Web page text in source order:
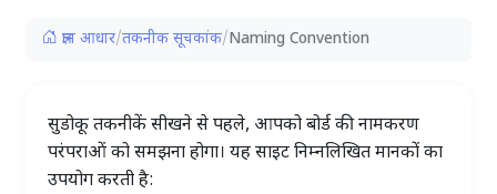
ज्ञान आधार/तकनीक सूचकांक/Naming Convention
सुडोकू तकनीकें सीखने से पहले, आपको बोर्ड की नामकरण
परंपराओं को समझना होगा। यह साइट निम्नलिखित मानकों का
उपयोग करती है: